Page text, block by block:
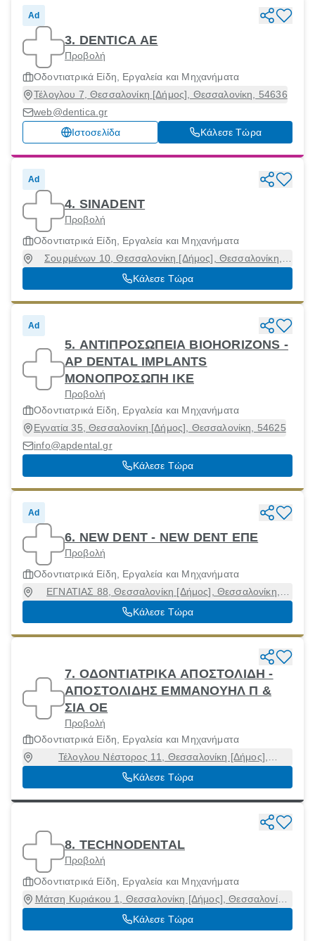
Ad
3. DENTICA ΑΕ
Προβολή
Οδοντιατρικά Είδη, Εργαλεία και Μηχανήματα
Τέλογλου 7, Θεσσαλονίκη [Δήμος], Θεσσαλονίκη, 54636
web@dentica.gr
Ιστοσελίδα
Κάλεσε Τώρα
Ad
4. SINADENT
Προβολή
Οδοντιατρικά Είδη, Εργαλεία και Μηχανήματα
Σουρμένων 10, Θεσσαλονίκη [Δήμος], Θεσσαλονίκη,
54636
Κάλεσε Τώρα
Ad
5. ΑΝΤΙΠΡΟΣΩΠΕΙΑ BIOHORIZONS -
AP DENTAL IMPLANTS
ΜΟΝΟΠΡΟΣΩΠΗ ΙΚΕ
Προβολή
Οδοντιατρικά Είδη, Εργαλεία και Μηχανήματα
Εγνατία 35, Θεσσαλονίκη [Δήμος], Θεσσαλονίκη, 54625
info@apdental.gr
Κάλεσε Τώρα
Ad
6. NEW DENT - NEW DENT ΕΠΕ
Προβολή
Οδοντιατρικά Είδη, Εργαλεία και Μηχανήματα
ΕΓΝΑΤΙΑΣ 88, Θεσσαλονίκη [Δήμος], Θεσσαλονίκη,
54623
Κάλεσε Τώρα
7. ΟΔΟΝΤΙΑΤΡΙΚΑ ΑΠΟΣΤΟΛΙΔΗ -
ΑΠΟΣΤΟΛΙΔΗΣ ΕΜΜΑΝΟΥΗΛ Π &
ΣΙΑ ΟΕ
Προβολή
Οδοντιατρικά Είδη, Εργαλεία και Μηχανήματα
Τέλογλου Νέστορος 11, Θεσσαλονίκη [Δήμος],
Θεσσαλονίκη, 54636
Κάλεσε Τώρα
8. TECHNODENTAL
Προβολή
Οδοντιατρικά Είδη, Εργαλεία και Μηχανήματα
Μάτση Κυριάκου 1, Θεσσαλονίκη [Δήμος], Θεσσαλονίκη,
54636
Κάλεσε Τώρα